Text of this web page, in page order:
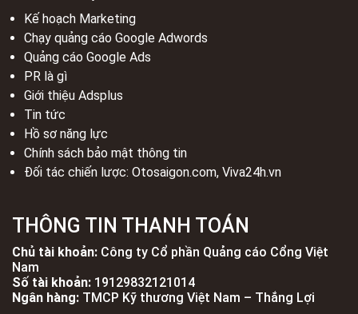
Kế hoạch Marketing
Chạy quảng cáo Google Adwords
Quảng cáo Google Ads
PR là gì
Giới thiệu Adsplus
Tin tức
Hồ sơ năng lực
Chính sách bảo mật thông tin
Đối tác chiến lược: Otosaigon.com, Viva24h.vn
THÔNG TIN THANH TOÁN
Chủ tài khoản: Công ty Cổ phần Quảng cáo Cổng Việt
Nam
Số tài khoản: 19129832121014
Ngân hàng: TMCP Kỹ thương Việt Nam – Thắng Lợi